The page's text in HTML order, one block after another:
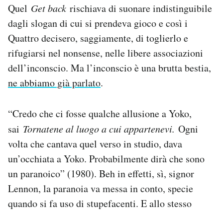
Quel Get back rischiava di suonare indistinguibile
dagli slogan di cui si prendeva gioco e così i
Quattro decisero, saggiamente, di toglierlo e
rifugiarsi nel nonsense, nelle libere associazioni
dell’inconscio. Ma l’inconscio è una brutta bestia,
ne abbiamo già parlato.
“Credo che ci fosse qualche allusione a Yoko,
sai Tornatene al luogo a cui appartenevi. Ogni
volta che cantava quel verso in studio, dava
un’occhiata a Yoko. Probabilmente dirà che sono
un paranoico” (1980). Beh in effetti, sì, signor
Lennon, la paranoia va messa in conto, specie
quando si fa uso di stupefacenti. E allo stesso